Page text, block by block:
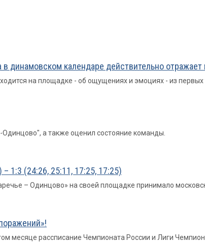
динамовском календаре действительно
на площадке - об ощущениях и эмоциях - из первых
а также оценил состояние команды.
1:3 (24:26, 25:11, 17:25, 17:25)
– Одинцово» на своей площадке принимало
месяце рассписание Чемпионата России и Лиги